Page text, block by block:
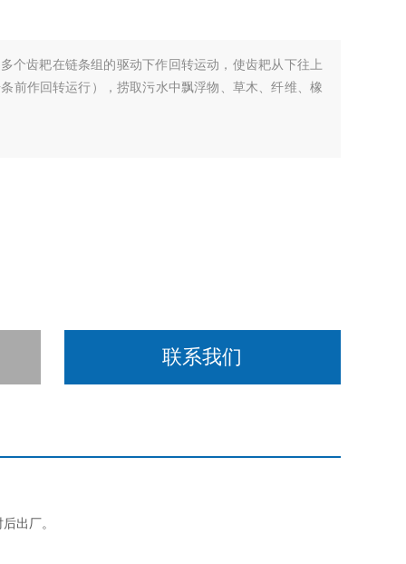
个齿耙在链条组的驱动下作回转运动，使齿耙从下往上
前作回转运行），捞取污水中飘浮物、草木、纤维、橡
联系我们
后出厂。